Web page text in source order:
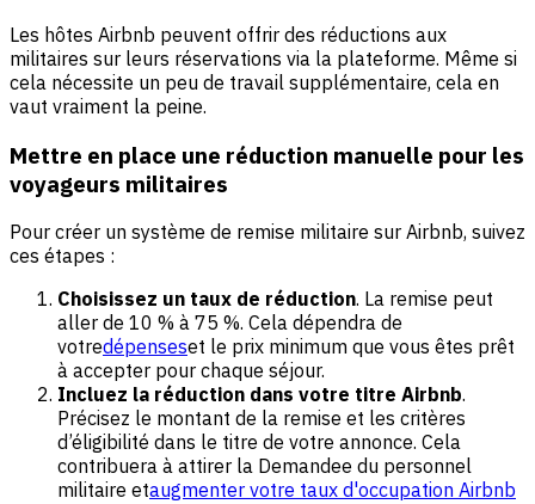
Les hôtes Airbnb peuvent offrir des réductions aux
militaires sur leurs réservations via la plateforme. Même si
cela nécessite un peu de travail supplémentaire, cela en
vaut vraiment la peine.
Mettre en place une réduction manuelle pour les
voyageurs militaires
Pour créer un système de remise militaire sur Airbnb, suivez
ces étapes :
Choisissez un taux de réduction. La remise peut
aller de 10 % à 75 %. Cela dépendra de
votredépenseset le prix minimum que vous êtes prêt
à accepter pour chaque séjour.
Incluez la réduction dans votre titre Airbnb.
Précisez le montant de la remise et les critères
d’éligibilité dans le titre de votre annonce. Cela
contribuera à attirer la Demandee du personnel
militaire etaugmenter votre taux d'occupation Airbnb